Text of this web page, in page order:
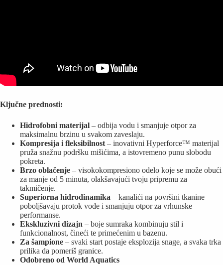
Ključne prednosti:
Hidrofobni materijal – odbija vodu i smanjuje otpor za
maksimalnu brzinu u svakom zaveslaju.
Kompresija i fleksibilnost– inovativni Hyperforce™ materijal
pruža snažnu podršku mišićima, a istovremeno punu slobodu
pokreta.
Brzo oblačenje – visokokompresiono odelo koje se može obući
za manje od 5 minuta, olakšavajući tvoju pripremu za
takmičenje.
Superiorna hidrodinamika – kanalići na površini tkanine
poboljšavaju protok vode i smanjuju otpor za vrhunske
performanse.
Ekskluzivni dizajn – boje sumraka kombinuju stil i
funkcionalnost, čineći te primećenim u bazenu.
Za šampione – svaki start postaje eksplozija snage, a svaka trka
prilika da pomeriš granice.
Odobreno od World Aquatics